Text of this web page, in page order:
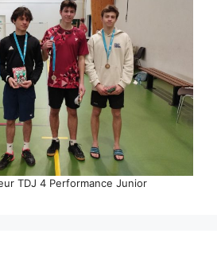
TDJ 4 Performance Junior